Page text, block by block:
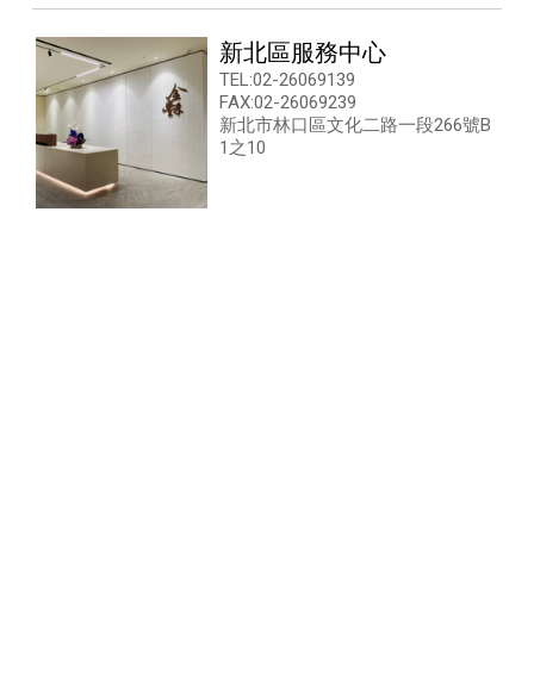
新北區服務中心
TEL:02-26069139
FAX:02-26069239
新北市林口區文化二路一段266號B
1之10